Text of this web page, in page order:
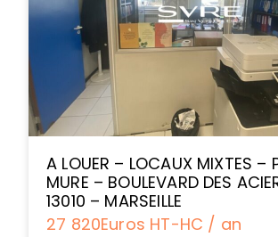
A LOUER – LOCAUX MIXTES –
MURE – BOULEVARD DES
13010 – MARSEILLE
27 820Euros HT-HC / an